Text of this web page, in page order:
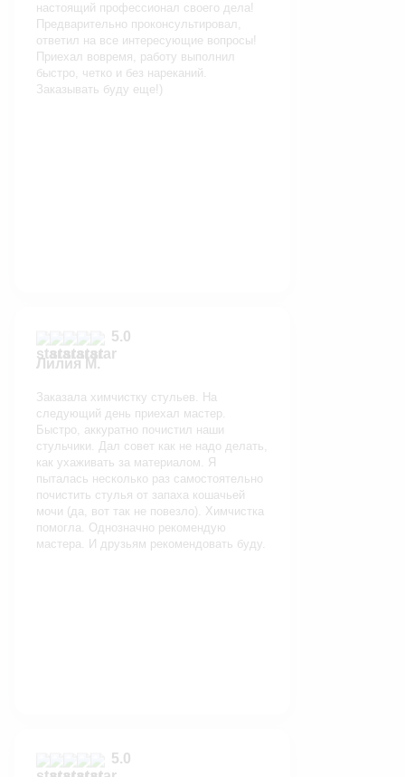
настоящий профессионал своего дела!
Предварительно проконсультировал,
ответил на все интересующие вопросы!
Приехал вовремя, работу выполнил
быстро, четко и без нареканий.
Заказывать буду еще!)
5.0
Лилия М.
Заказала химчистку стульев. На
следующий день приехал мастер.
Быстро, аккуратно почистил наши
стульчики. Дал совет как не надо делать,
как ухаживать за материалом. Я
пыталась несколько раз самостоятельно
почистить стулья от запаха кошачьей
мочи (да, вот так не повезло). Химчистка
помогла. Однозначно рекомендую
мастера. И друзьям рекомендовать буду.
5.0